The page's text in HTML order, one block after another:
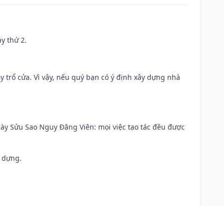
thứ 2.
cửa. Vì vậy, nếu quý bạn có ý định xây dựng nhà
Sửu Sao Nguy Đăng Viên: mọi việc tạo tác đều được
dựng.